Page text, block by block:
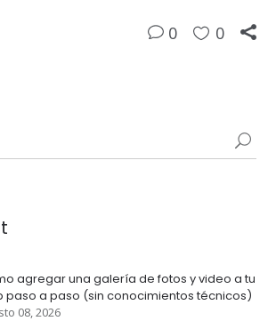
0 0
agregar una galería de fotos y video a tu
paso a paso (sin conocimientos técnicos)
08, 2026